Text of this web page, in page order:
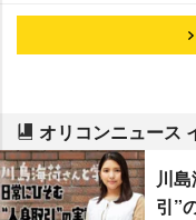
オリコンニュース
川
引”